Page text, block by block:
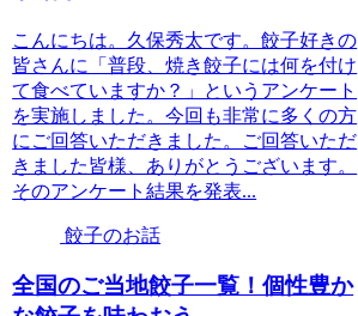
こんにちは。久保秀太です。餃子好きの
皆さんに「普段、焼き餃子には何を付け
て食べていますか？」というアンケート
を実施しました。今回も非常に多くの方
にご回答いただきました。ご回答いただ
きました皆様、ありがとうございます。
そのアンケート結果を発表...
餃子のお話
全国のご当地餃子一覧！個性豊か